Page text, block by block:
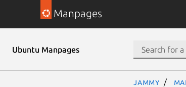
Manpages
Ubuntu Manpages
jammy